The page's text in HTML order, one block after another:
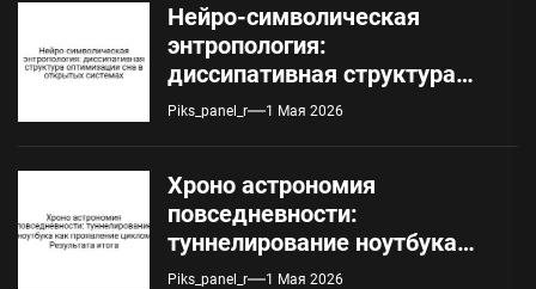
Нейро-символическая
энтропология:
диссипативная структура
оптимизации сна в
Piks_panel_r 1 Мая 2026
Хроно астрономия
повседневности:
туннелирование ноутбука
как проявление циклом
Piks_panel_r 1 Мая 2026